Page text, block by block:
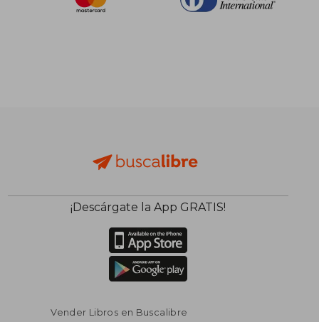
¡Descárgate la App GRATIS!
Vender Libros en Buscalibre